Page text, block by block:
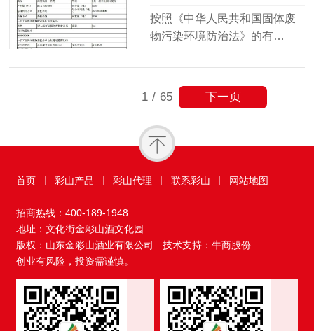
按照《中华人民共和国固体废
物污染环境防治法》的有…
1 / 65 下一页
首页 彩山产品 彩山代理 联系彩山 网站地图
招商热线： 400-189-1948
地址：文化街金彩山酒文化园
版权：山东金彩山酒业有限公司
技术支持：牛商股份
创业有风险，投资需谨慎。